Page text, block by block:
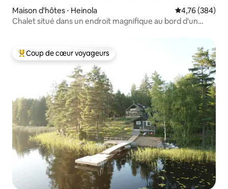
Maison d'hôtes ⋅ Heinola Évaluation
4,76 (384)
Chalet situé dans un endroit magnifique au bord d'un
Coups de cœur voyageurs les plus appréciés
Coup de cœur voyageurs